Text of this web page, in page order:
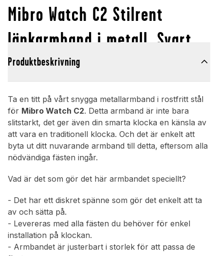
Mibro Watch C2 Stilrent
länkarmband i metall, Svart
Produktbeskrivning
Ta en titt på vårt snygga metallarmband i rostfritt stål
för Mibro Watch C2. Detta armband är inte bara
slitstarkt, det ger även din smarta klocka en känsla av
att vara en traditionell klocka. Och det är enkelt att
byta ut ditt nuvarande armband till detta, eftersom alla
nödvändiga fästen ingår.
Vad är det som gör det här armbandet speciellt?
- Det har ett diskret spänne som gör det enkelt att ta
av och sätta på.
- Levereras med alla fästen du behöver för enkel
installation på klockan.
- Armbandet är justerbart i storlek för att passa de